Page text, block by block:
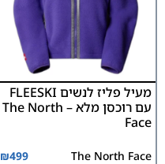
מעיל פליז לנשים FLEESKI
עם רוכסן מלא – The North
Face
The North Face
₪499